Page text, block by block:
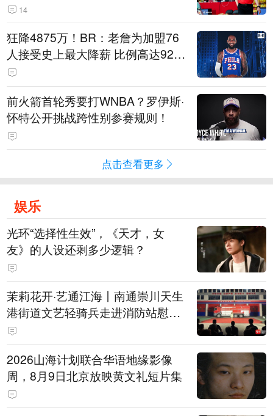
14
狂降4875万！BR：老詹为加盟76
人接受史上最大降薪 比例高达92.
6%
前火箭首轮秀要打WNBA？罗伊斯·
怀特公开挑战跨性别参赛规则！
点击查看更多
娱乐
光环“选择性生效”，《天才，女
友》的人设还剩多少逻辑？
茉莉花开·艺通江海丨南通崇川天生
港街道文艺轻骑兵走进消防站慰问
火焰蓝
2026山海计划联合华语地缘影像
周，8月9日北京放映黄文礼短片集